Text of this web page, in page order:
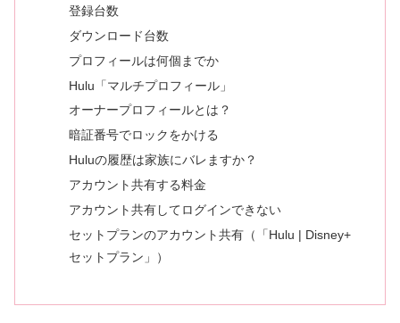
登録台数
ダウンロード台数
プロフィールは何個までか
Hulu「マルチプロフィール」
オーナープロフィールとは？
暗証番号でロックをかける
Huluの履歴は家族にバレますか？
アカウント共有する料金
アカウント共有してログインできない
セットプランのアカウント共有（「Hulu | Disney+
セットプラン」）